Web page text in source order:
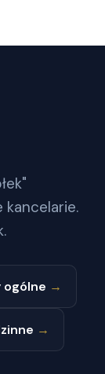
kancelarie.
ogólne →
→